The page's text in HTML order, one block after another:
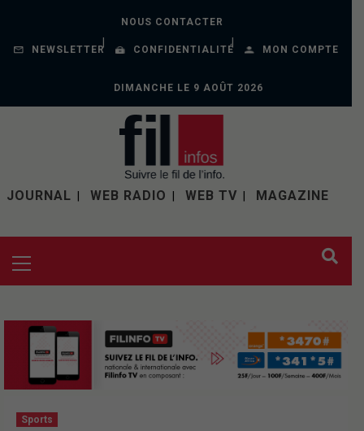
NOUS CONTACTER
NEWSLETTER CONFIDENTIALITÉ MON COMPTE
DIMANCHE LE 9 AOÛT 2026
JOURNAL WEB RADIO WEB TV MAGAZINE
Sports